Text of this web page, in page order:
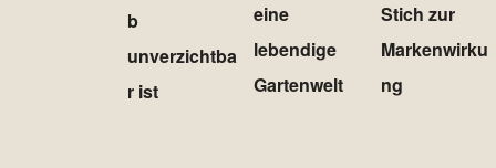
b
unverzichtba
r ist
eine
lebendige
Gartenwelt
Stich zur
Markenwirku
ng